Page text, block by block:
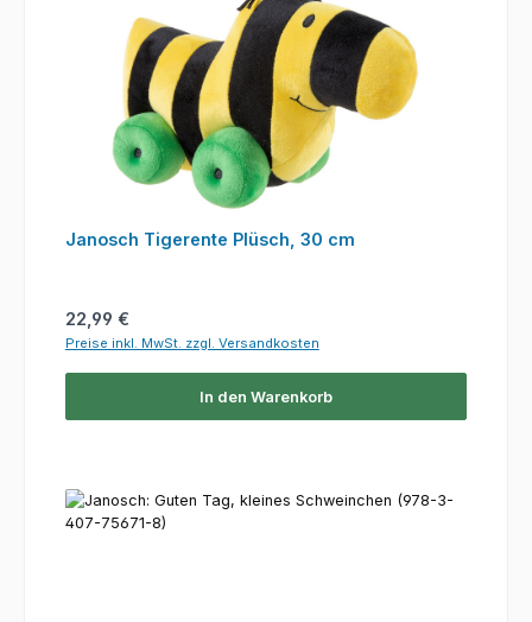
Janosch Tigerente Plüsch, 30 cm
Regulärer Preis:
22,99 €
Preise inkl. MwSt. zzgl. Versandkosten
In den Warenkorb